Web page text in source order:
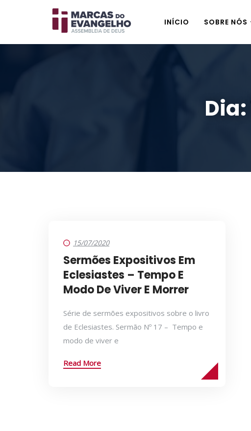
INÍCIO SOBRE NÓS
Dia:
15/07/2020
Sermões Expositivos Em
Eclesiastes – Tempo E
Modo De Viver E Morrer
Série de sermões expositivos sobre o livro
de Eclesiastes. Sermão Nº 17 – Tempo e
modo de viver e
Read More